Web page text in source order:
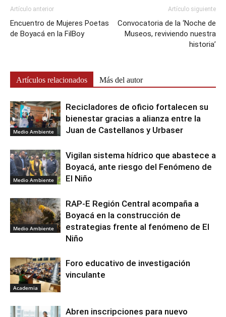
Artículo anterior
Encuentro de Mujeres Poetas
de Boyacá en la FilBoy
Artículo siguiente
Convocatoria de la ‘Noche de
Museos, reviviendo nuestra
historia’
Artículos relacionados Más del autor
Medio Ambiente
Recicladores de oficio fortalecen su
bienestar gracias a alianza entre la
Juan de Castellanos y Urbaser
Medio Ambiente
Vigilan sistema hídrico que abastece a
Boyacá, ante riesgo del Fenómeno de
El Niño
Medio Ambiente
RAP-E Región Central acompaña a
Boyacá en la construcción de
estrategias frente al fenómeno de El
Niño
Academia
Foro educativo de investigación
vinculante
Abren inscripciones para nuevo